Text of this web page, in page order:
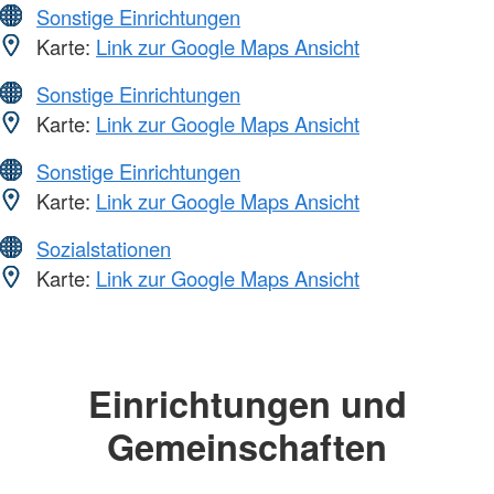
Sonstige Einrichtungen
Karte: Link zur Google Maps Ansicht
Sonstige Einrichtungen
Karte: Link zur Google Maps Ansicht
Sonstige Einrichtungen
Karte: Link zur Google Maps Ansicht
Sozialstationen
Karte: Link zur Google Maps Ansicht
Einrichtungen und
Gemeinschaften